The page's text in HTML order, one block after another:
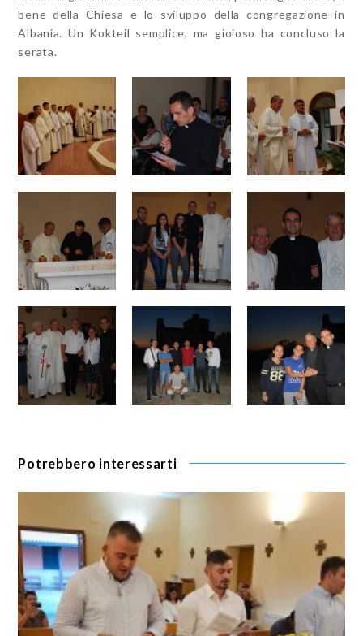
bene della Chiesa e lo sviluppo della congregazione in
Albania. Un Kokteil semplice, ma gioioso ha concluso la
serata.
Potrebbero interessarti